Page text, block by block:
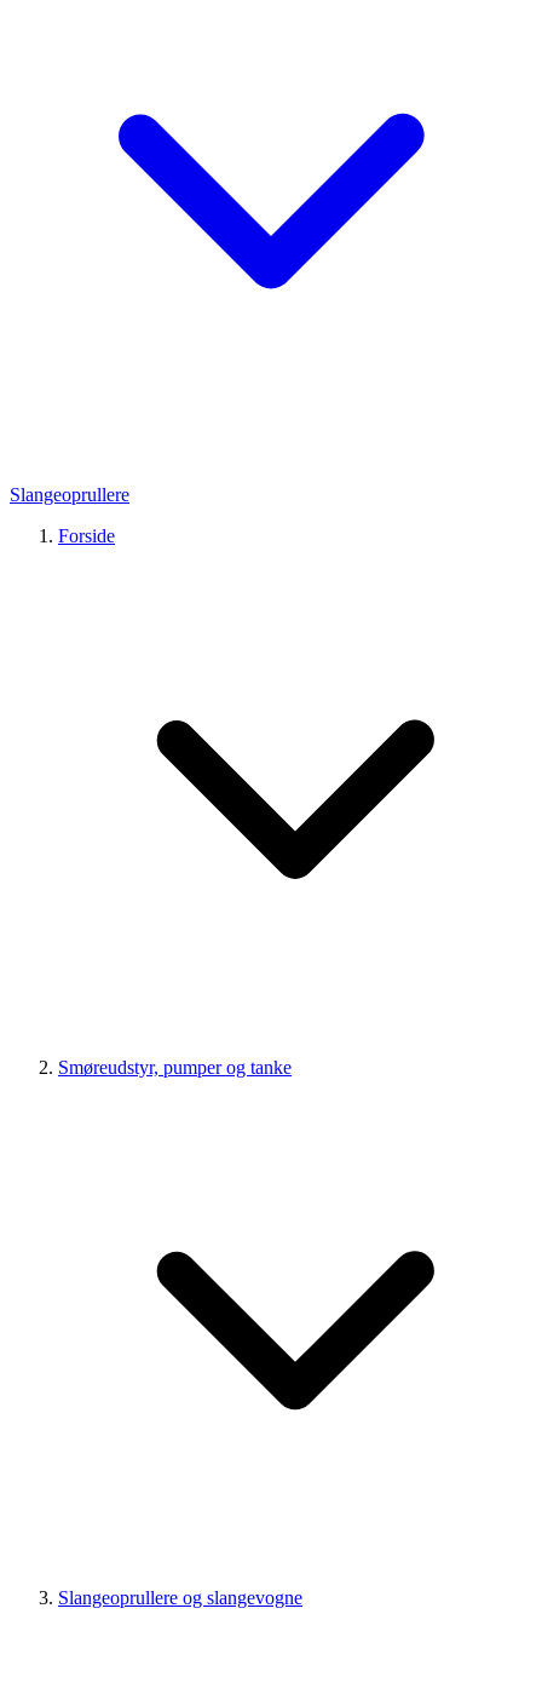
Slangeoprullere
Forside
Smøreudstyr, pumper og tanke
Slangeoprullere og slangevogne